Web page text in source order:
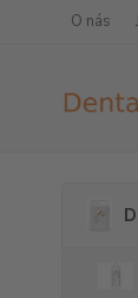
O nás